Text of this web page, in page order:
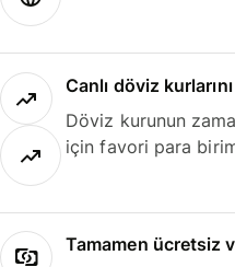
Canlı döviz
Döviz kurunun
için favori para
Tamamen ücretsiz